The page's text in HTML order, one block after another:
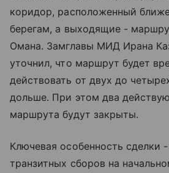
коридор, расположенный
берегам, а выходящие -
Омана. Замглавы МИД Ирана
уточнил, что маршрут будет
действовать от двух до
дольше. При этом два
маршрута будут закрыты.
Ключевая особенность сделки
транзитных сборов на